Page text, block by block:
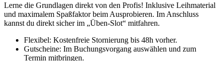
Lerne die Grundlagen direkt von den Profis! Inklusive Leihmaterial
und maximalem Spaßfaktor beim Ausprobieren. Im Anschluss
kannst du direkt sicher im „Üben-Slot“ mitfahren.
Flexibel: Kostenfreie Stornierung bis 48h vorher.
Gutscheine: Im Buchungsvorgang auswählen und zum
Termin mitbringen.